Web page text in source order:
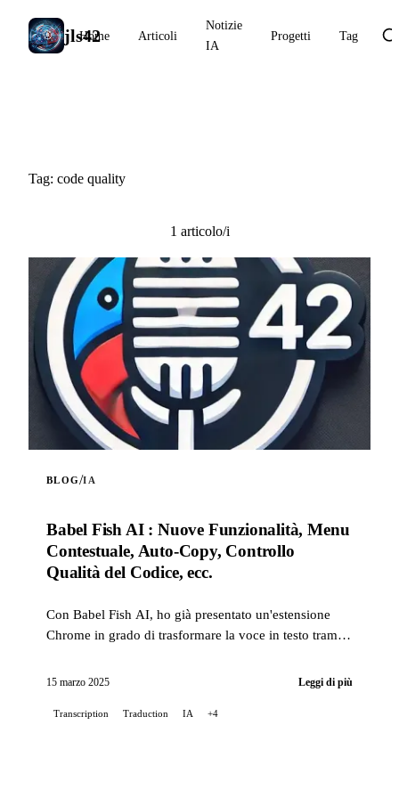
jls42
Home Articoli
Notizie
IA
Progetti Tag
Tag: code quality
1 articolo/i
BLOG/IA
Babel Fish AI : Nuove Funzionalità, Menu
Contestuale, Auto-Copy, Controllo
Qualità del Codice, ecc.
Con Babel Fish AI, ho già presentato un'estensione
Chrome in grado di trasformare la voce in testo tramite
15 marzo 2025 Leggi di più
Transcription Traduction IA +4